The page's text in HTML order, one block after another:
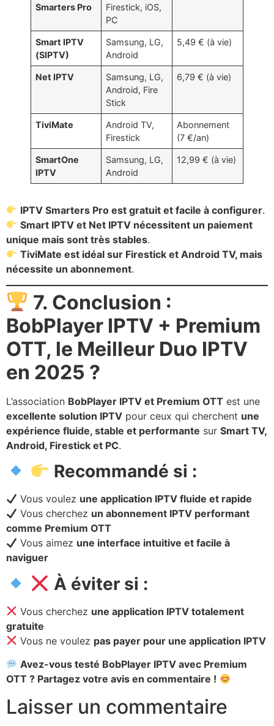
Smarters Pro
Firestick, iOS,
PC
Smart IPTV
(SIPTV)
Samsung, LG,
Android
5,49 € (à vie)
Net IPTV
Samsung, LG,
Android, Fire
Stick
6,79 € (à vie)
TiviMate
Android TV,
Firestick
Abonnement
(7 €/an)
SmartOne
IPTV
Samsung, LG,
Android
12,99 € (à vie)
IPTV Smarters Pro est gratuit et facile à configurer.
Smart IPTV et Net IPTV nécessitent un paiement
unique mais sont très stables.
TiviMate est idéal sur Firestick et Android TV, mais
nécessite un abonnement.
7. Conclusion :
BobPlayer IPTV + Premium
OTT, le Meilleur Duo IPTV
en 2025 ?
L’association BobPlayer IPTV et Premium OTT est une
excellente solution IPTV pour ceux qui cherchent une
expérience fluide, stable et performante sur Smart TV,
Android, Firestick et PC.
Recommandé si :
Vous voulez une application IPTV fluide et rapide
Vous cherchez un abonnement IPTV performant
comme Premium OTT
Vous aimez une interface intuitive et facile à
naviguer
À éviter si :
Vous cherchez une application IPTV totalement
gratuite
Vous ne voulez pas payer pour une application IPTV
Avez-vous testé BobPlayer IPTV avec Premium
OTT ? Partagez votre avis en commentaire !
Laisser un commentaire